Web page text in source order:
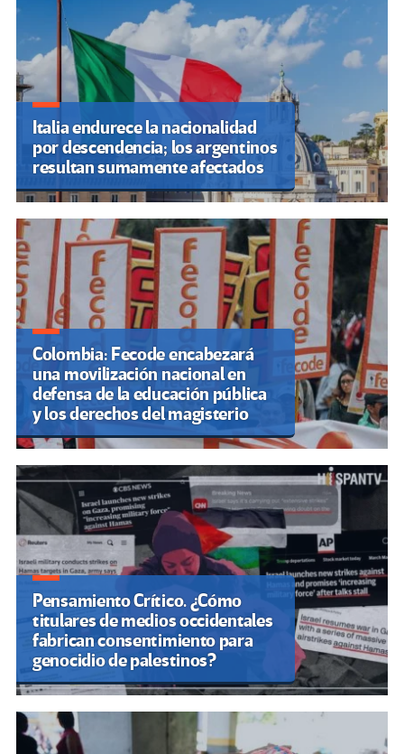
Italia endurece la nacionalidad
por descendencia; los argentinos
resultan sumamente afectados
Colombia: Fecode encabezará
una movilización nacional en
defensa de la educación pública
y los derechos del magisterio
Pensamiento Crítico. ¿Cómo
titulares de medios occidentales
fabrican consentimiento para
genocidio de palestinos?